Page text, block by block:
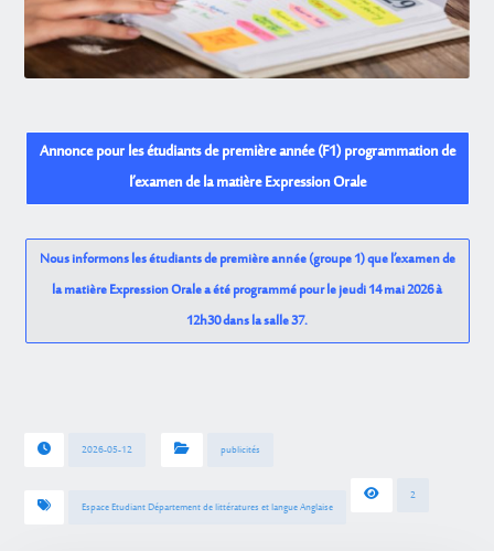
Annonce pour les étudiants de première année (F1) programmation de
l’examen de la matière Expression Orale
Nous informons les étudiants de première année (groupe 1) que l’examen de
la matière Expression Orale a été programmé pour le jeudi 14 mai 2026 à
12h30 dans la salle 37.
2026-05-12 publicités
Espace Etudiant Département de littératures et langue Anglaise
2